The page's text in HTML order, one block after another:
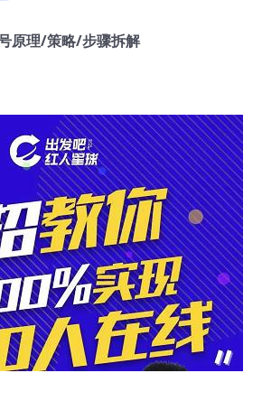
原理/策略/步骤拆解